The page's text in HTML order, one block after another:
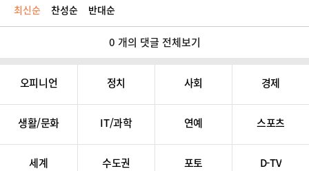
최신순 찬성순 반대순
0 개의 댓글 전체보기
오피니언 정치 사회 경제
생활/문화 IT/과학 연예 스포츠
세계 수도권 포토 D-TV